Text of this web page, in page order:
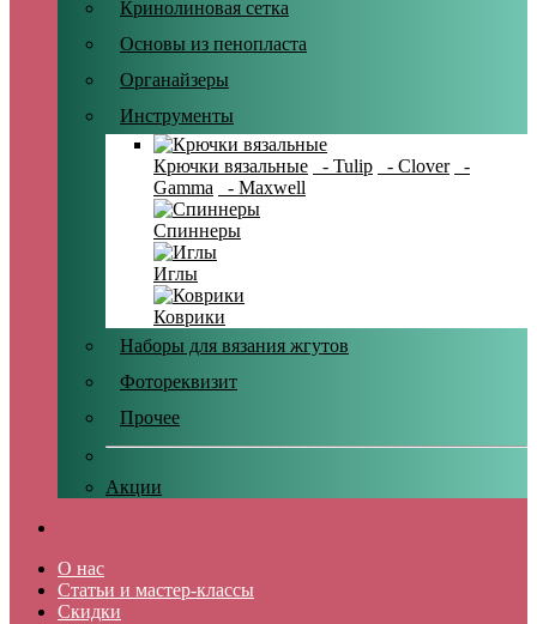
Кринолиновая сетка
Основы из пенопласта
Органайзеры
Инструменты
Крючки вязальные - Tulip - Clover
-
Gamma
- Maxwell
Спиннеры
Иглы
Коврики
Наборы для вязания жгутов
Фотореквизит
Прочее
Акции
О нас
Статьи и мастер-классы
Скидки